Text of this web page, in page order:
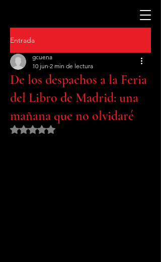
Entrada
De los despachos a la Feria
del Libro de Madrid: una
mañana que no olvidaré
gcuena
10 jun 2 min de lectura
Obtuvo NaN de 5 estrellas.